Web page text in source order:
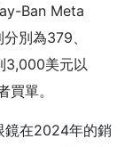
Ban Meta
別為379、
3,000美元以
單。
鏡在2024年的銷